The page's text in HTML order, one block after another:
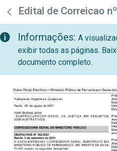
Pular para o Conteúdo principal
teste descricao
Edital de Correicao
Informações: A
exibir todas as páginas.
documento completo.